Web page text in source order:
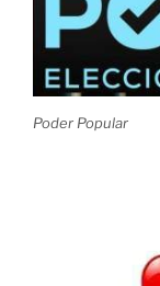
Poder Popular